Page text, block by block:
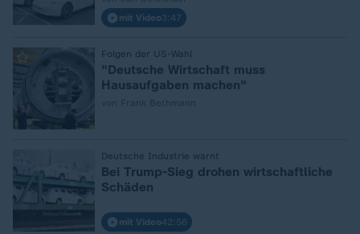
mit Video3:47
Folgen der US-Wahl
"Deutsche Wirtschaft muss
Hausaufgaben machen"
Deutsche Industrie warnt
Bei Trump-Sieg drohen wirtschaftliche
Schäden
mit Video42:56